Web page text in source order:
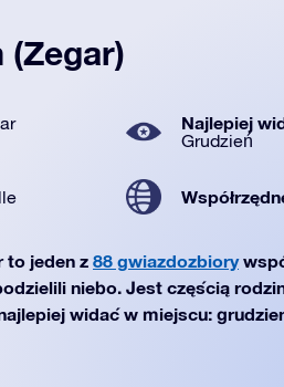
(Zegar)
Najlepiej
Grudzień
to jeden z 88 gwiazdozbiory
niebo. Jest częścią
widać w miejscu: